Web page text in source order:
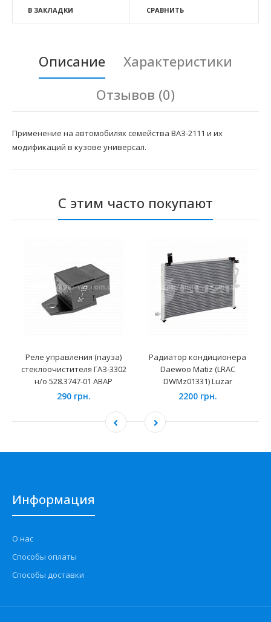
В ЗАКЛАДКИ СРАВНИТЬ
Описание
Характеристики
Отзывов (0)
Применение на автомобилях семейства ВАЗ-2111 и их
модификаций в кузове универсал.
С этим часто покупают
Реле управления (пауза)
стеклоочистителя ГАЗ-3302
н/о 528.3747-01 АВАР
290 грн.
Радиатор кондиционера
Daewoo Matiz (LRAC
DWMz01331) Luzar
2200 грн.
Информация
О нас
Способы оплаты
Способы доставки